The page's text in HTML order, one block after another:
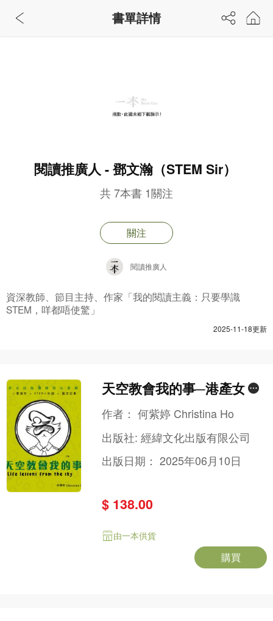
閱讀推廣人 - 鄧文瀚（STEM Sir）
共7本書 1關注
關注
閱讀推廣人
資深教師、節目主持、作家「我的閱讀主義：只要學識
STEM，咩都唔使驚」
2025-11-18更新
天空教會我的事─港產女民
航機師的心靈繪本
作者：何紫婷 Christina Ho
出版社:經緯文化出版有限公司
出版日期：2025年06月10日
$ 138.00
由一本供貨
購買
書單詳情